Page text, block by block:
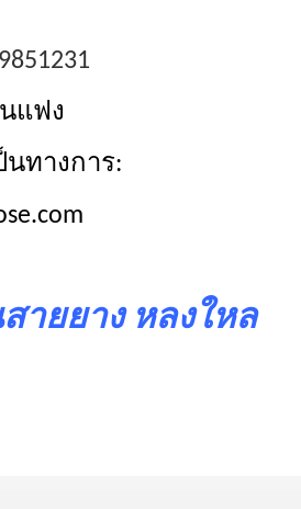
แฟง
นทางการ:
ายยาง หลงใหล